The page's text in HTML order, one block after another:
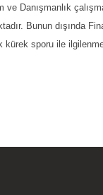
ve Danışmanlık
Bunun dışında
kürek sporu ile